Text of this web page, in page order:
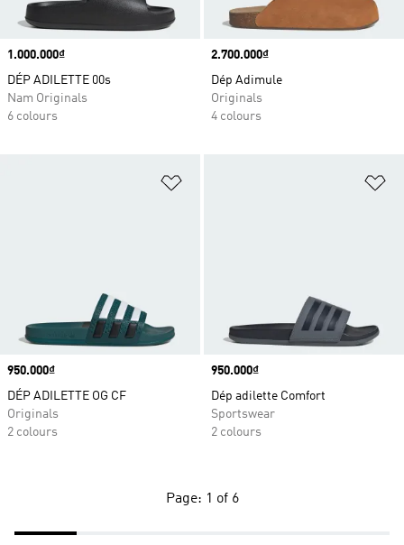
Price
1.000.000₫
DÉP ADILETTE 00s
Nam Originals
6 colours
Price
2.700.000₫
Dép Adimule
Originals
4 colours
Price
950.000₫
DÉP ADILETTE OG CF
Originals
2 colours
Price
950.000₫
Dép adilette Comfort
Sportswear
2 colours
Page: 1 of 6